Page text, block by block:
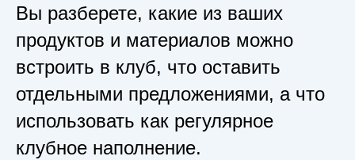
Вы разберете, какие из ваших
продуктов и материалов можно
встроить в клуб, что оставить
отдельными предложениями, а что
использовать как регулярное
клубное наполнение.